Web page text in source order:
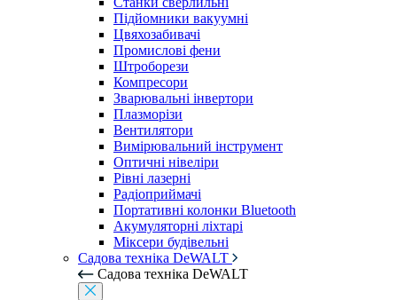
Підйомники вакуумні
Цвяхозабивачі
Промислові фени
Штроборези
Компресори
Зварювальні інвертори
Плазморізи
Вентилятори
Вимірювальний інструмент
Оптичні нівеліри
Рівні лазерні
Радіоприймачі
Портативні колонки Bluetooth
Акумуляторні ліхтарі
Міксери будівельні
Садова техніка DeWALT
Садова техніка DeWALT